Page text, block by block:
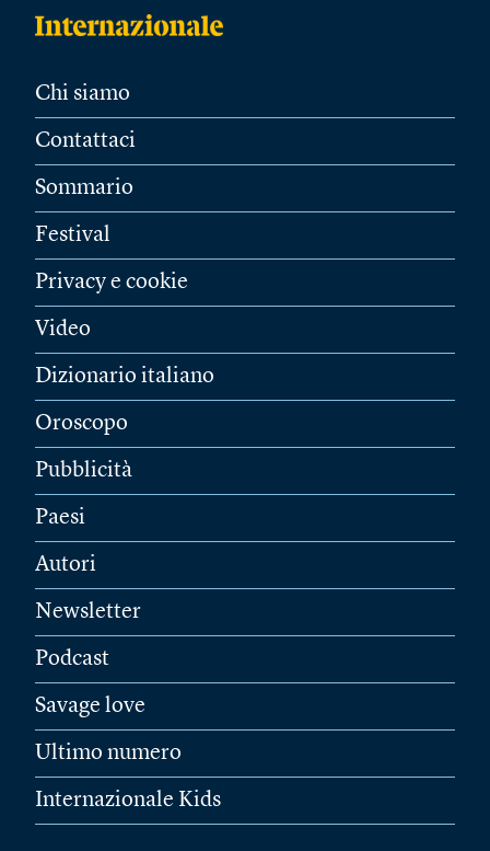
Chi siamo
Contattaci
Sommario
Festival
Privacy e cookie
Video
Dizionario italiano
Oroscopo
Pubblicità
Paesi
Autori
Newsletter
Podcast
Savage love
Ultimo numero
Internazionale Kids